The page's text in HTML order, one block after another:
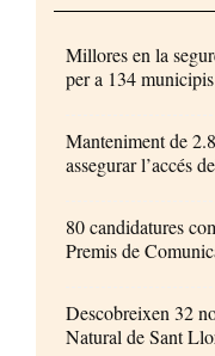
Millores en la
per a 134 municipis
Manteniment de
assegurar l’accés
80 candidatures
Premis de
Descobreixen 32
Natural de Sant